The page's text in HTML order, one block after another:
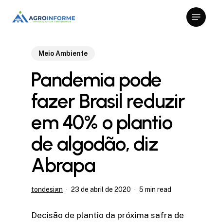
Menu
Meio Ambiente
Pandemia pode
fazer Brasil reduzir
em 40% o plantio
de algodão, diz
Abrapa
tondesign 23 de abril de 2020 5 min read
Decisão de plantio da próxima safra de